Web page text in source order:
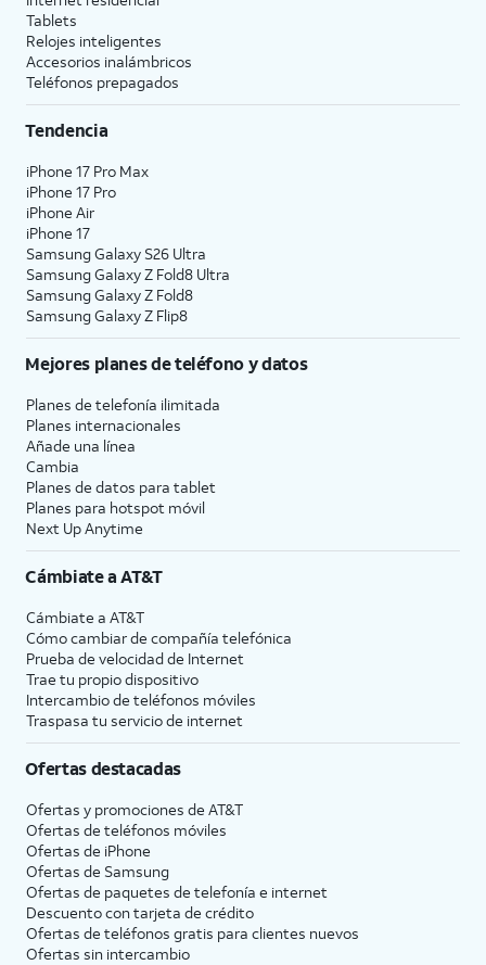
Tablets
Relojes inteligentes
Accesorios inalámbricos
Teléfonos prepagados
Tendencia
iPhone 17 Pro Max
iPhone 17 Pro
iPhone Air
iPhone 17
Samsung Galaxy S26 Ultra
Samsung Galaxy Z Fold8 Ultra
Samsung Galaxy Z Fold8
Samsung Galaxy Z Flip8
Mejores planes de teléfono y datos
Planes de telefonía ilimitada
Planes internacionales
Añade una línea
Cambia
Planes de datos para tablet
Planes para hotspot móvil
Next Up Anytime
Cámbiate aAT&T
Cámbiate a AT&T
Cómo cambiar de compañía telefónica
Prueba de velocidad de Internet
Trae tu propio dispositivo
Intercambio de teléfonos móviles
Traspasa tu servicio de internet
Ofertas destacadas
Ofertas y promociones de AT&T
Ofertas de teléfonos móviles
Ofertas de iPhone
Ofertas de Samsung
Ofertas de paquetes de telefonía e internet
Descuento con tarjeta de crédito
Ofertas de teléfonos gratis para clientes nuevos
Ofertas sin intercambio